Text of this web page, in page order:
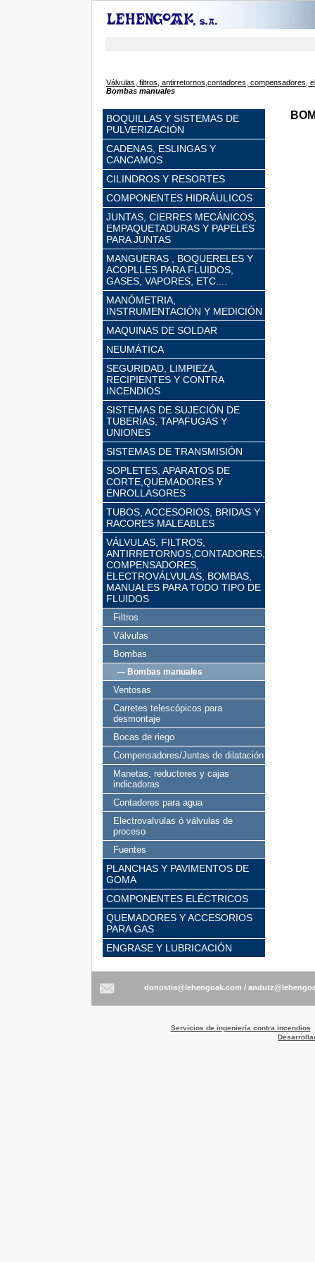
Válvulas, filtros, antirretornos,contadores, compensadores,
Bombas manuales
BOQUILLAS Y SISTEMAS DE
PULVERIZACIÓN
CADENAS, ESLINGAS Y
CANCAMOS
CILINDROS Y RESORTES
COMPONENTES HIDRÁULICOS
JUNTAS, CIERRES MECÁNICOS,
EMPAQUETADURAS Y PAPELES
PARA JUNTAS
MANGUERAS , BOQUERELES Y
ACOPLLES PARA FLUIDOS,
GASES, VAPORES, ETC....
MANÓMETRIA,
INSTRUMENTACIÓN Y MEDICIÓN
MAQUINAS DE SOLDAR
NEUMÁTICA
SEGURIDAD, LIMPIEZA,
RECIPIENTES Y CONTRA
INCENDIOS
SISTEMAS DE SUJECIÓN DE
TUBERÍAS, TAPAFUGAS Y
UNIONES
SISTEMAS DE TRANSMISIÓN
SOPLETES, APARATOS DE
CORTE,QUEMADORES Y
ENROLLASORES
TUBOS, ACCESORIOS, BRIDAS Y
RACORES MALEABLES
VÁLVULAS, FILTROS,
ANTIRRETORNOS,CONTADORES,
COMPENSADORES,
ELECTROVÁLVULAS, BOMBAS,
MANUALES PARA TODO TIPO DE
FLUIDOS
Filtros
Válvulas
Bombas
— Bombas manuales
Ventosas
Carretes telescópicos para
desmontaje
Bocas de riego
Compensadores/Juntas de dilatación
Manetas, reductores y cajas
indicadoras
Contadores para agua
Electrovalvulas ó válvulas de
proceso
Fuentes
PLANCHAS Y PAVIMENTOS DE
GOMA
COMPONENTES ELÉCTRICOS
QUEMADORES Y ACCESORIOS
PARA GAS
ENGRASE Y LUBRICACIÓN
/
Servicios de ingeniería contra incendios